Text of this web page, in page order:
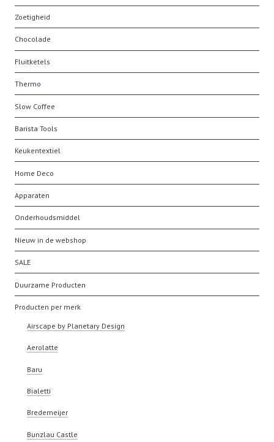
Zoetigheid
Chocolade
Fluitketels
Thermo
Slow Coffee
Barista Tools
Keukentextiel
Home Deco
Apparaten
Onderhoudsmiddel
Nieuw in de webshop
SALE
Duurzame Producten
Producten per merk
Airscape by Planetary Design
Aerolatte
Baru
Bialetti
Bredemeijer
Bunzlau Castle